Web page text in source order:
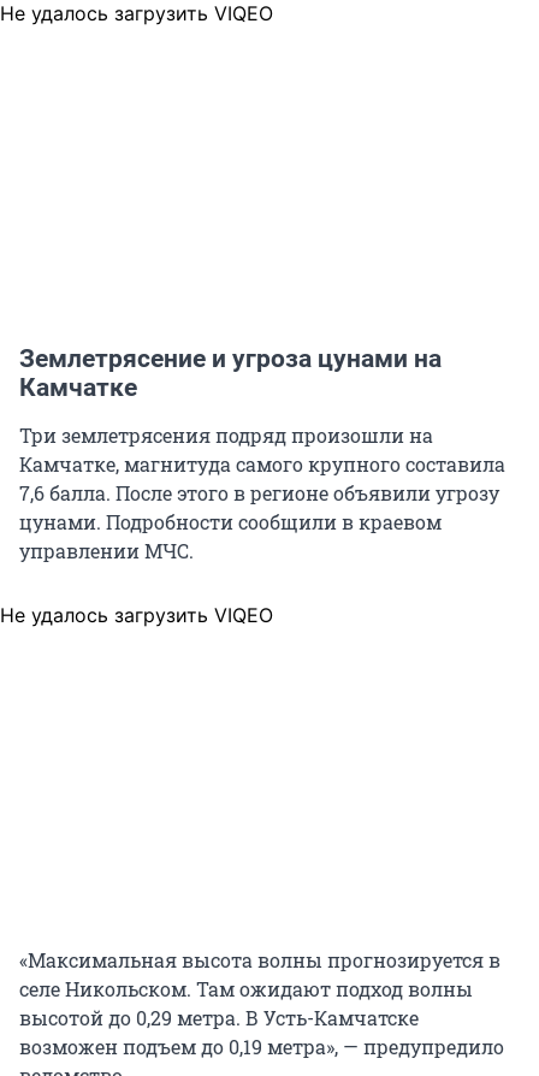
Не удалось загрузить VIQEO
Землетрясение и угроза цунами на
Камчатке
Три землетрясения подряд произошли на
Камчатке, магнитуда самого крупного составила
7,6 балла. После этого в регионе объявили угрозу
цунами. Подробности сообщили в краевом
управлении МЧС.
Не удалось загрузить VIQEO
«Максимальная высота волны прогнозируется в
селе Никольском. Там ожидают подход волны
высотой до 0,29 метра. В Усть-Камчатске
возможен подъем до 0,19 метра», — предупредило